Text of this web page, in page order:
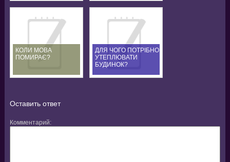
КОЛИ МОВА
ПОМИРАЄ?
ДЛЯ ЧОГО ПОТРІБНО
УТЕПЛЮВАТИ
БУДИНОК?
Оставить ответ
Комментарий